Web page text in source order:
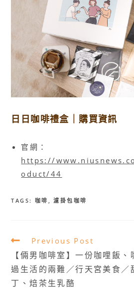
日日咖啡禮盒｜購買資訊
官網：
https://
oduct/44
TAGS: 咖啡 , 濾掛包咖啡
Read
more
articles
Previous Post
【倆男咖啡室】一份咖哩飯
過生活的兩難／行天宮美食／
丁、焙茶生乳酪